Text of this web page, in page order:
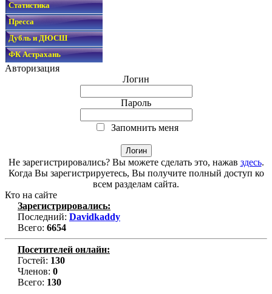
Статистика
Пресса
Дубль и ДЮСШ
ФК Астрахань
Авторизация
Логин
Пароль
Запомнить меня
Не зарегистрировались? Вы можете сделать это, нажав здесь.
Когда Вы зарегистрируетесь, Вы получите полный доступ ко
всем разделам сайта.
Кто на сайте
Зарегистрировались:
Последний: Davidkaddy
Всего: 6654
Посетителей онлайн:
Гостей: 130
Членов: 0
Всего: 130